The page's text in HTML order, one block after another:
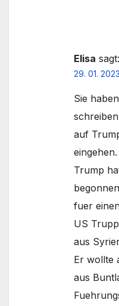
Elisa sagt:
29. 01.
Sie
auf
eingehen.
Trump
fuer
US
aus
Er wollte
aus